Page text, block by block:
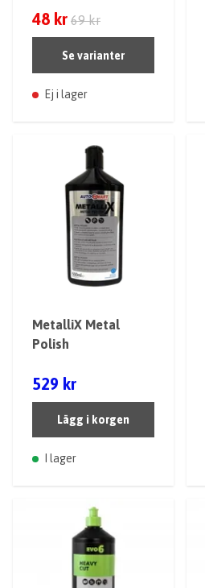
48 kr 69 kr
Se varianter
Ej i lager
MetalliX Metal
Polish
529 kr
Lägg i korgen
I lager